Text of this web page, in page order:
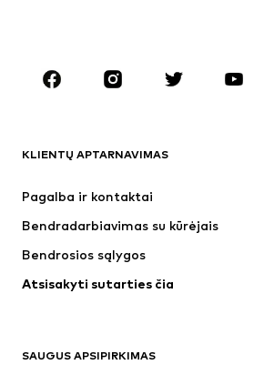
Aksesuarai
Premium
Naujienos
Marškinėliai ir palaidinės
Striukės
Megztiniai
Apatiniai
Paltai
KLIENTŲ APTARNAVIMAS
Pagalba ir kontaktai
Bendradarbiavimas su kūrėjais
Bendrosios sąlygos
Atsisakyti sutarties čia
SAUGUS APSIPIRKIMAS